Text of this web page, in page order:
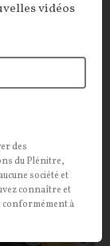
ancien
Majestic
oui.
vidéos
des
du Plénitre,
société et
connaître et
conformément à